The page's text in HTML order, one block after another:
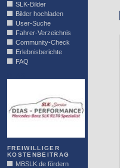
SLK-Bilder
Bilder hochladen
User-Suche
Fahrer-Verzeichnis
Community-Check
Erlebnisberichte
FAQ
FREIWILLIGER
KOSTENBEITRAG
MBSLK.de fördern